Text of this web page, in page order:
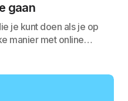
gaan
je kunt doen als je op
manier met online…